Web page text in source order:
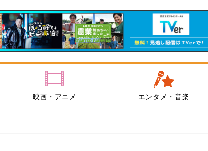
映画・アニメ エンタメ・音楽